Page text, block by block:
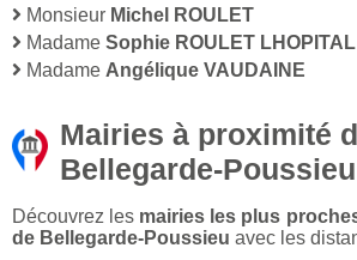
Monsieur Michel ROULET
Madame Sophie ROULET LHOPITAL
Madame Angélique VAUDAINE
Mairies à proximité
Bellegarde-Poussieu
Découvrez les mairies les plus
de Bellegarde-Poussieu avec les